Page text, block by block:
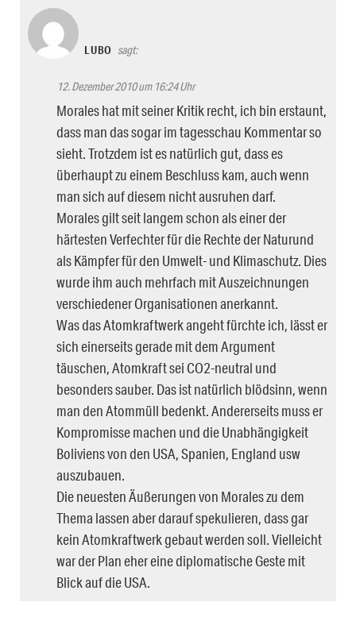
LUBO sagt:
12. Dezember 2010 um 16:24 Uhr
Morales hat mit seiner Kritik recht, ich bin erstaunt,
dass man das sogar im tagesschau Kommentar so
sieht. Trotzdem ist es natürlich gut, dass es
überhaupt zu einem Beschluss kam, auch wenn
man sich auf diesem nicht ausruhen darf.
Morales gilt seit langem schon als einer der
härtesten Verfechter für die Rechte der Naturund
als Kämpfer für den Umwelt- und Klimaschutz. Dies
wurde ihm auch mehrfach mit Auszeichnungen
verschiedener Organisationen anerkannt.
Was das Atomkraftwerk angeht fürchte ich, lässt er
sich einerseits gerade mit dem Argument
täuschen, Atomkraft sei CO2-neutral und
besonders sauber. Das ist natürlich blödsinn, wenn
man den Atommüll bedenkt. Andererseits muss er
Kompromisse machen und die Unabhängigkeit
Boliviens von den USA, Spanien, England usw
auszubauen.
Die neuesten Äußerungen von Morales zu dem
Thema lassen aber darauf spekulieren, dass gar
kein Atomkraftwerk gebaut werden soll. Vielleicht
war der Plan eher eine diplomatische Geste mit
Blick auf die USA.